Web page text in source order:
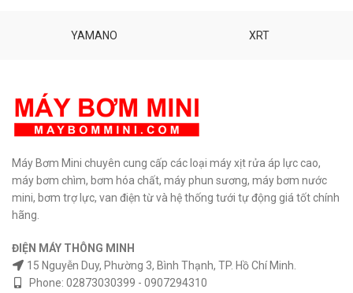
mm Trọng lượng: 600 gam Bảo
YAMANO XRT
Máy Bơm Mini chuyên cung cấp các loại máy xịt rửa áp lực cao,
máy bơm chìm, bơm hóa chất, máy phun sương, máy bơm nước
mini, bơm trợ lực, van điện từ và hệ thống tưới tự động giá tốt chính
hãng.
ĐIỆN MÁY THÔNG MINH
15 Nguyễn Duy, Phường 3, Bình Thạnh, TP. Hồ Chí Minh.
Phone: 02873030399 - 0907294310